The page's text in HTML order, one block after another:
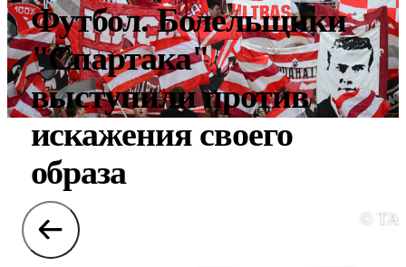
Футбол. Болельщики
"Спартака"
выступили против
искажения своего
образа
©